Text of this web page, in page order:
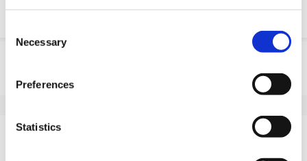
Selection
Necessary
Preferences
Statistics
SKU
Especificações